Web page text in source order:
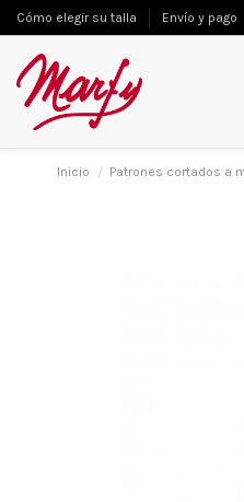
Cómo elegir su talla Envío y pago
Inicio Patrones cortados a